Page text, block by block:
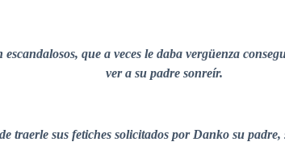
que a veces le daba vergüenza
ver a su padre sonreír.
traerle sus fetiches solicitados por Danko su